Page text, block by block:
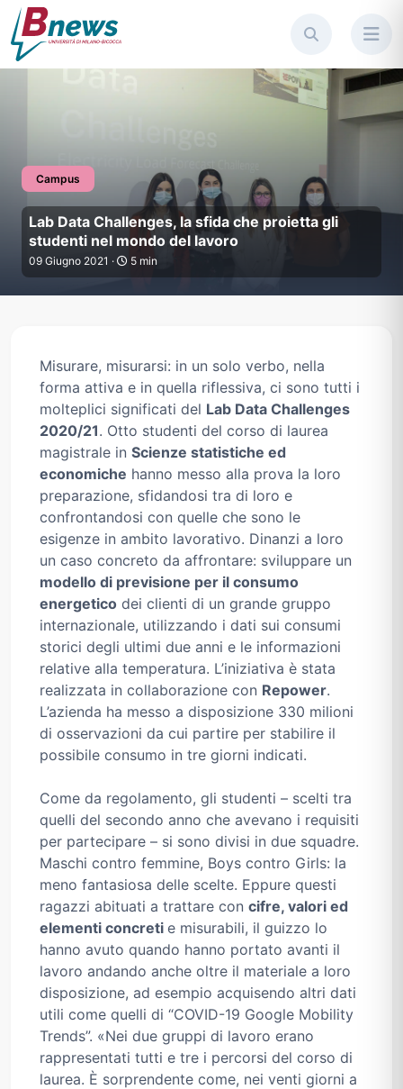
Campus
Lab Data Challenges, la
Lab Data Challenges, la sfida che proietta gli
studenti nel mondo del lavoro
09 Giugno 2021 · 5 min
Misurare, misurarsi: in un solo verbo, nella
forma attiva e in quella riflessiva, ci sono tutti i
molteplici significati del Lab Data Challenges
2020/21. Otto studenti del corso di laurea
magistrale in Scienze statistiche ed
economiche hanno messo alla prova la loro
preparazione, sfidandosi tra di loro e
confrontandosi con quelle che sono le
esigenze in ambito lavorativo. Dinanzi a loro
un caso concreto da affrontare: sviluppare un
modello di previsione per il consumo
energetico dei clienti di un grande gruppo
internazionale, utilizzando i dati sui consumi
storici degli ultimi due anni e le informazioni
relative alla temperatura. L’iniziativa è stata
realizzata in collaborazione con Repower.
L’azienda ha messo a disposizione 330 milioni
di osservazioni da cui partire per stabilire il
possibile consumo in tre giorni indicati.
Come da regolamento, gli studenti – scelti tra
quelli del secondo anno che avevano i requisiti
per partecipare – si sono divisi in due squadre.
Maschi contro femmine, Boys contro Girls: la
meno fantasiosa delle scelte. Eppure questi
ragazzi abituati a trattare con cifre, valori ed
elementi concreti e misurabili, il guizzo lo
hanno avuto quando hanno portato avanti il
lavoro andando anche oltre il materiale a loro
disposizione, ad esempio acquisendo altri dati
utili come quelli di “COVID-19 Google Mobility
Trends”. «Nei due gruppi di lavoro erano
rappresentati tutti e tre i percorsi del corso di
laurea. È sorprendente come, nei venti giorni a